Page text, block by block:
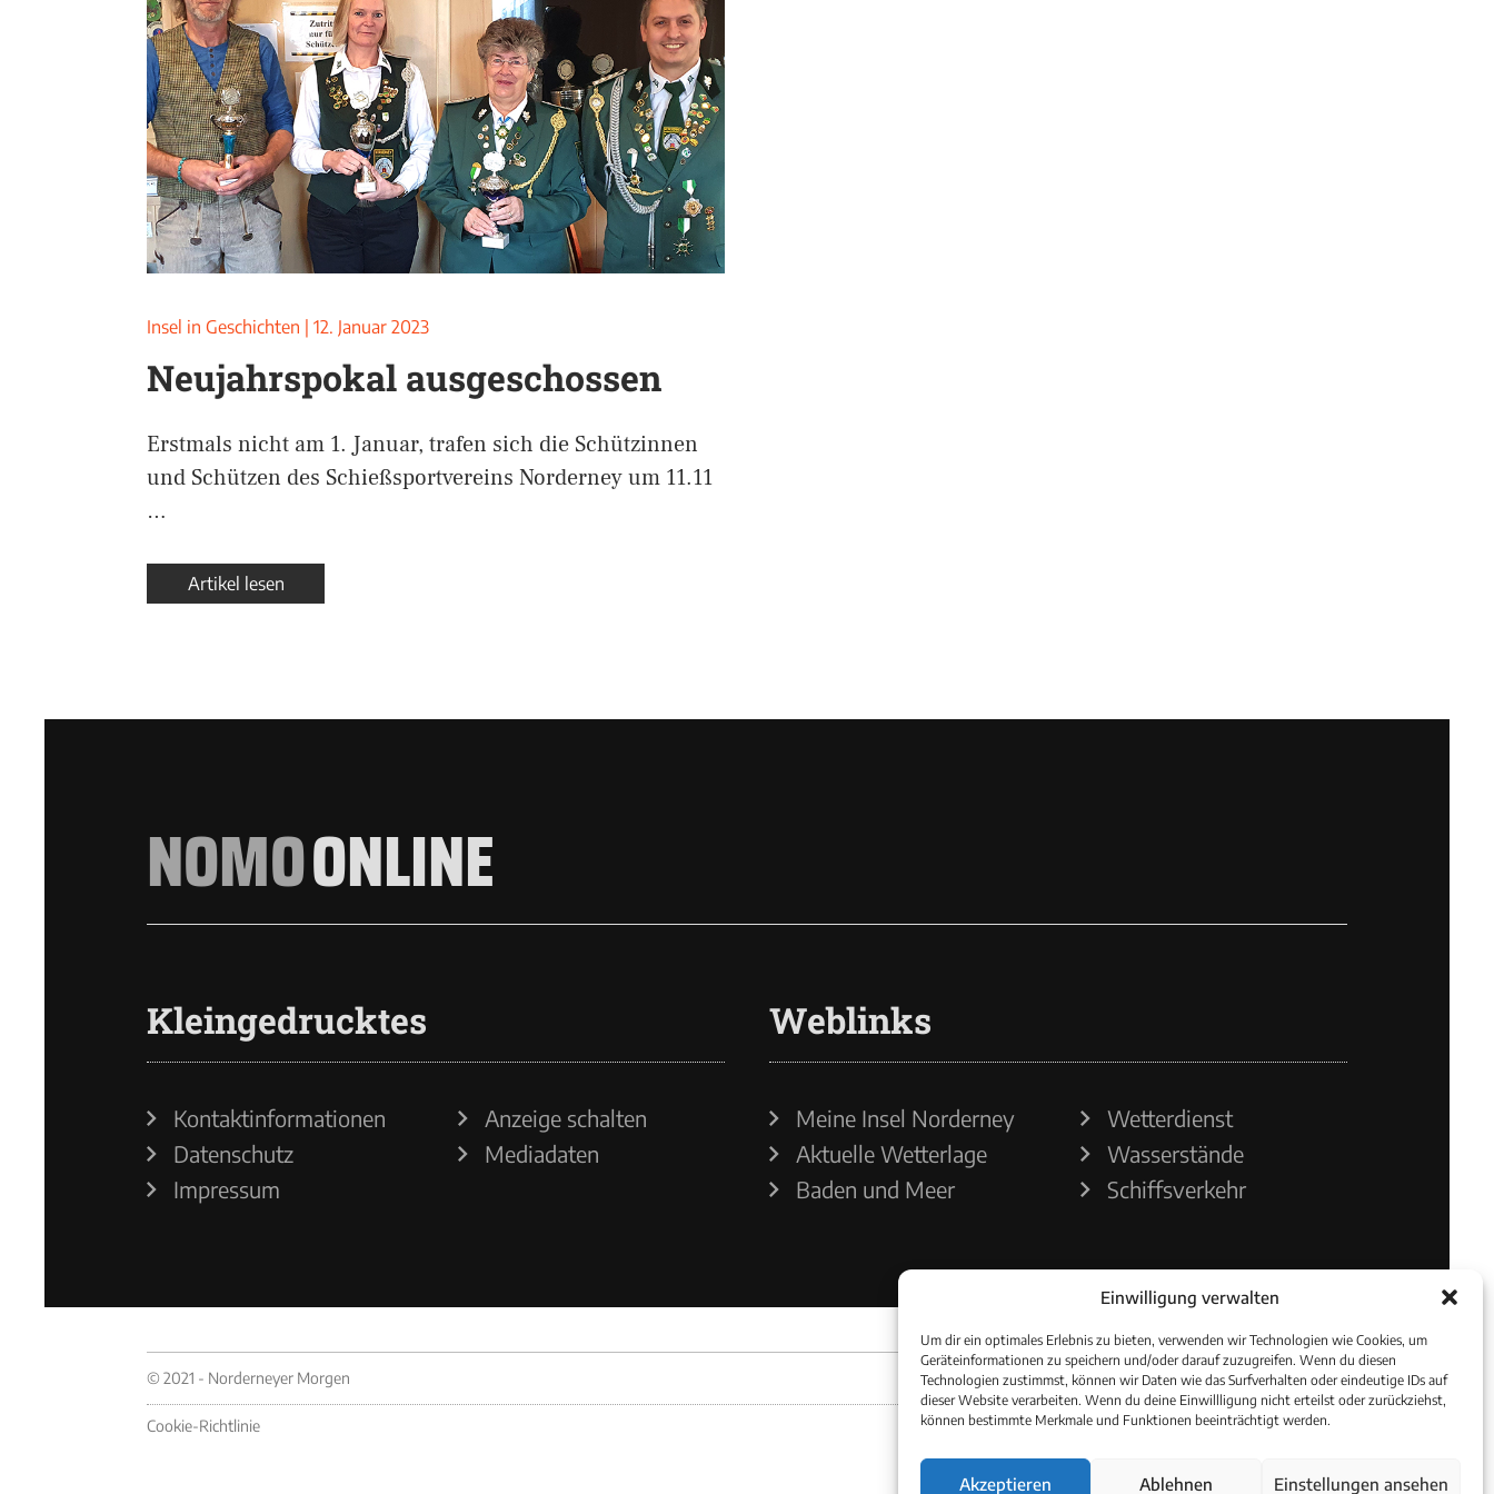
Einwilligung verwalten
Um dir ein optimales Erlebnis zu bieten, verwenden wir Technologien wie Cookies, um
Geräteinformationen zu speichern und/oder darauf zuzugreifen. Wenn du diesen
Technologien zustimmst, können wir Daten wie das Surfverhalten oder eindeutige IDs auf
dieser Website verarbeiten. Wenn du deine Einwillligung nicht erteilst oder zurückziehst,
können bestimmte Merkmale und Funktionen beeinträchtigt werden.
Akzeptieren Ablehnen Einstellungen ansehen
Insel in Geschichten 12. Januar 2023
Neujahrspokal ausgeschossen
Erstmals nicht am 1. Januar, trafen sich die Schützinnen
und Schützen des Schießsportvereins Norderney um 11.11
…
Artikel lesen
NOMOONLINE
Kleingedrucktes
Kontaktinformationen
Datenschutz
Impressum
Anzeige schalten
Mediadaten
Weblinks
Meine Insel Norderney
Aktuelle Wetterlage
Baden und Meer
Wetterdienst
Wasserstände
Schiffsverkehr
© 2021 - Norderneyer Morgen
Cookie-Richtlinie